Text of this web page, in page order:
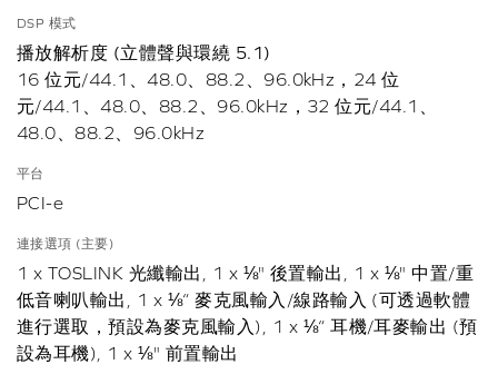
DSP 模式
播放解析度 (立體聲與環繞 5.1)
16 位元/44.1、48.0、88.2、96.0kHz，24 位
元/44.1、48.0、88.2、96.0kHz，32 位元/44.1、
48.0、88.2、96.0kHz
平台
PCI-e
連接選項 (主要)
1 x TOSLINK 光纖輸出, 1 x ⅛" 後置輸出, 1 x ⅛" 中置/重
低音喇叭輸出, 1 x ⅛“ 麥克風輸入/線路輸入 (可透過軟體
進行選取，預設為麥克風輸入), 1 x ⅛“ 耳機/耳麥輸出 (預
設為耳機), 1 x ⅛" 前置輸出